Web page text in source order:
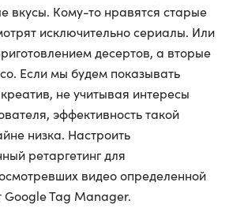
вкусы. Кому-то нравятся старые
исключительно сериалы. Или
десертов, а вторые
Если мы будем показывать
не учитывая интересы
эффективность такой
низка. Настроить
ретаргетинг для
видео определенной
Google Tag Manager.